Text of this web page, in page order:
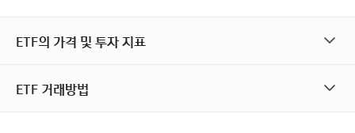
ETF의 가격 및 투자 지표
ETF 거래방법